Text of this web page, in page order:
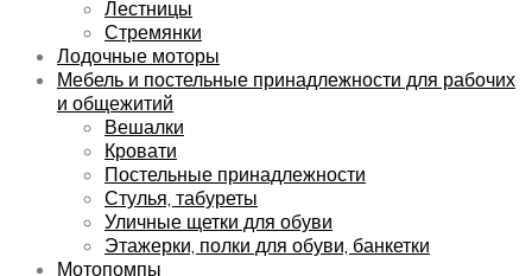
Лестницы
Стремянки
Лодочные моторы
Мебель и постельные принадлежности для рабочих
и общежитий
Вешалки
Кровати
Постельные принадлежности
Стулья, табуреты
Уличные щетки для обуви
Этажерки, полки для обуви, банкетки
Мотопомпы